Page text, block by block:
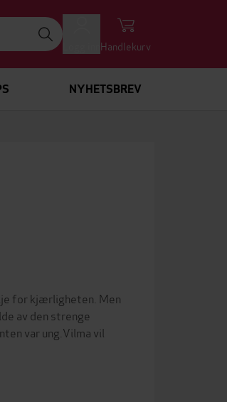
Handlekurv
NYHETSBREV
for kjærligheten. Men
av den strenge
var ung.Vilma vil